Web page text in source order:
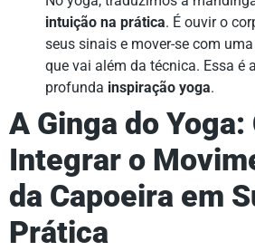
intuição na prática. É ouvir o
seus sinais e mover-se com
que vai além da técnica. Essa é
profunda inspiração yoga.
A Ginga do Yoga:
Integrar o
da Capoeira em
Prática